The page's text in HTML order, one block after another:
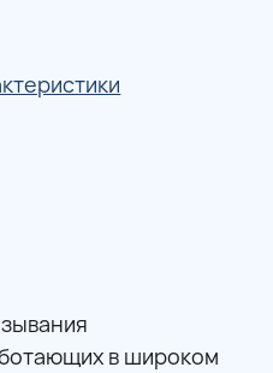
в широком